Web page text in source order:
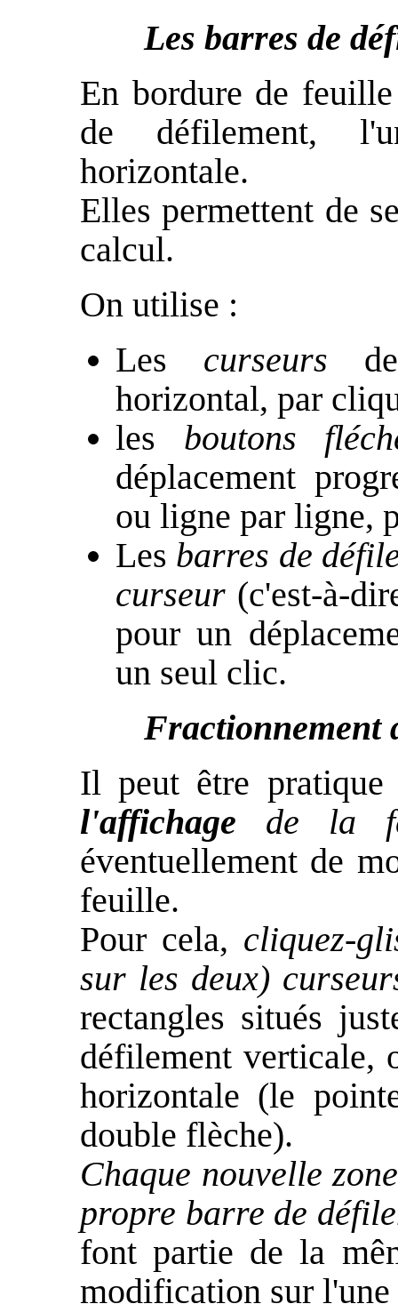
Les barres de
En bordure de
de défilement,
horizontale.
Elles permettent de
calcul.
On utilise :
Les curseurs
horizontal, par
les boutons
déplacement
ou ligne par ligne,
Les barres de
curseur (c'est-à-
pour un
un seul clic.
Fractionnement
Il peut être
l'affichage de la
éventuellement de
feuille.
Pour cela, cliquez-
sur les deux)
rectangles situés
défilement verticale,
horizontale (le
double flèche).
Chaque nouvelle
propre barre de
font partie de la
modification sur